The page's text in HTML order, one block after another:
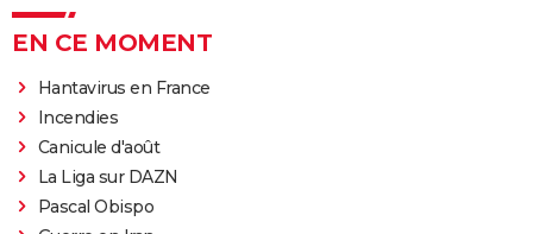
EN CE MOMENT
Hantavirus en France
Incendies
Canicule d'août
La Liga sur DAZN
Pascal Obispo